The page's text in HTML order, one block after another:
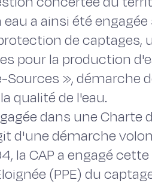
eau a ainsi été
de
pour la production
Sources », démarche
qualité de l'eau.
dans une
d'une démarche
la CAP a engagé
(PPE) du